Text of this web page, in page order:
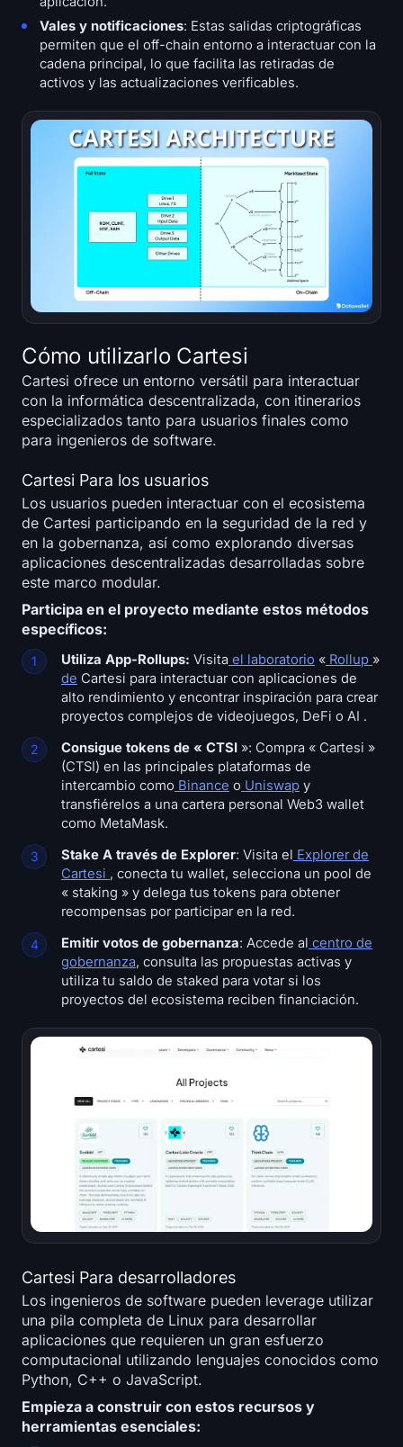
Vales y notificaciones: Estas salidas criptográficas
permiten que el off-chain entorno a interactuar con la
cadena principal, lo que facilita las retiradas de
activos y las actualizaciones verificables.
Cómo utilizarlo Cartesi
Cartesi ofrece un entorno versátil para interactuar
con la informática descentralizada, con itinerarios
especializados tanto para usuarios finales como
para ingenieros de software.
Cartesi Para los usuarios
Los usuarios pueden interactuar con el ecosistema
de Cartesi participando en la seguridad de la red y
en la gobernanza, así como explorando diversas
aplicaciones descentralizadas desarrolladas sobre
este marco modular.
Participa en el proyecto mediante estos métodos
específicos:
Utiliza App-Rollups: Visita el laboratorio « Rollup »
de Cartesi para interactuar con aplicaciones de
alto rendimiento y encontrar inspiración para crear
proyectos complejos de videojuegos, DeFi o AI .
Consigue tokens de « CTSI »: Compra « Cartesi »
(CTSI) en las principales plataformas de
intercambio como Binance o Uniswap y
transfiérelos a una cartera personal Web3 wallet
como MetaMask.
Stake A través de Explorer: Visita el Explorer de
Cartesi , conecta tu wallet, selecciona un pool de
« staking » y delega tus tokens para obtener
recompensas por participar en la red.
Emitir votos de gobernanza: Accede al centro de
gobernanza, consulta las propuestas activas y
utiliza tu saldo de staked para votar si los
proyectos del ecosistema reciben financiación.
Cartesi Para desarrolladores
Los ingenieros de software pueden leverage utilizar
una pila completa de Linux para desarrollar
aplicaciones que requieren un gran esfuerzo
computacional utilizando lenguajes conocidos como
Python, C++ o JavaScript.
Empieza a construir con estos recursos y
herramientas esenciales: